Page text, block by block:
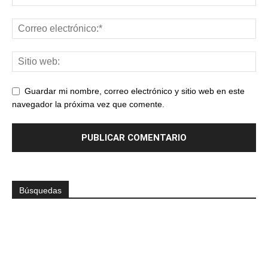
Guardar mi nombre, correo electrónico y sitio web en este
navegador la próxima vez que comente.
Búsquedas